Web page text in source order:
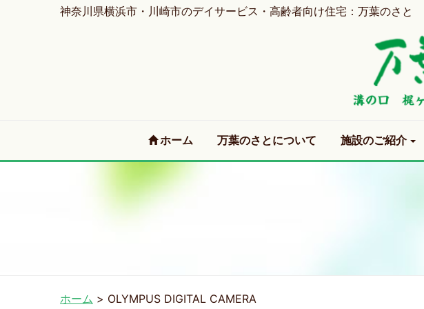
神奈川県横浜市・川崎市のデイサービス・高齢者向け住宅：万葉のさと
ホーム (current)
万葉のさとについて 施設のご紹介
ホーム > OLYMPUS DIGITAL CAMERA